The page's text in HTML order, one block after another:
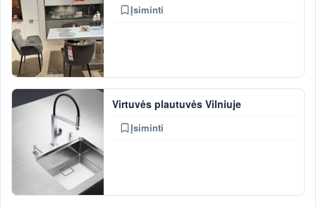
Įsiminti
Virtuvės plautuvės Vilniuje
Įsiminti